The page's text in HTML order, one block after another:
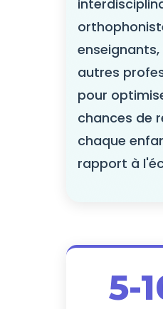
autres
pour
chances de
chaque
rapport à
5-